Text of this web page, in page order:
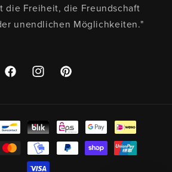
die Freiheit, die Freundschaft
unendlichen Möglichkeiten."
FacebookInstagramPinterest